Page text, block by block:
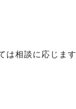
は相談に応じます